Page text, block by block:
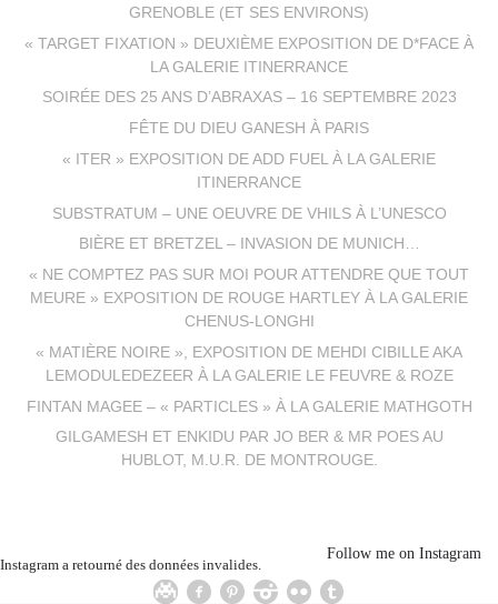
GRENOBLE (ET SES ENVIRONS)
« TARGET FIXATION » DEUXIÈME EXPOSITION DE D*FACE À
LA GALERIE ITINERRANCE
SOIRÉE DES 25 ANS D’ABRAXAS – 16 SEPTEMBRE 2023
FÊTE DU DIEU GANESH À PARIS
« ITER » EXPOSITION DE ADD FUEL À LA GALERIE
ITINERRANCE
SUBSTRATUM – UNE OEUVRE DE VHILS À L’UNESCO
BIÈRE ET BRETZEL – INVASION DE MUNICH…
« NE COMPTEZ PAS SUR MOI POUR ATTENDRE QUE TOUT
MEURE » EXPOSITION DE ROUGE HARTLEY À LA GALERIE
CHENUS-LONGHI
« MATIÈRE NOIRE », EXPOSITION DE MEHDI CIBILLE AKA
LEMODULEDEZEER À LA GALERIE LE FEUVRE & ROZE
FINTAN MAGEE – « PARTICLES » À LA GALERIE MATHGOTH
GILGAMESH ET ENKIDU PAR JO BER & MR POES AU
HUBLOT, M.U.R. DE MONTROUGE.
Instagram a retourné des données invalides.
Follow me on Instagram